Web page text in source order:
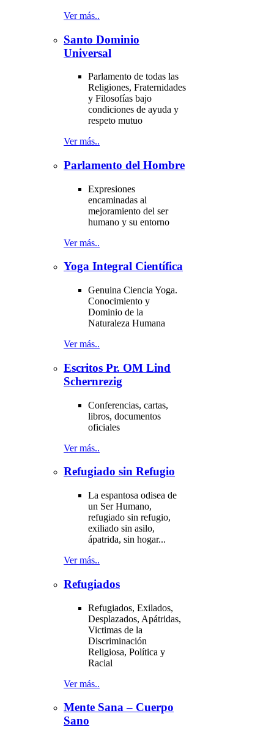
Ver más..
Santo Dominio
Universal
Parlamento de todas las
Religiones, Fraternidades
y Filosofías bajo
condiciones de ayuda y
respeto mutuo
Ver más..
Parlamento del Hombre
Expresiones
encaminadas al
mejoramiento del ser
humano y su entorno
Ver más..
Yoga Integral Científica
Genuina Ciencia Yoga.
Conocimiento y
Dominio de la
Naturaleza Humana
Ver más..
Escritos Pr. OM Lind
Schernrezig
Conferencias, cartas,
libros, documentos
oficiales
Ver más..
Refugiado sin Refugio
La espantosa odisea de
un Ser Humano,
refugiado sin refugio,
exiliado sin asilo,
ápatrida, sin hogar...
Ver más..
Refugiados
Refugiados, Exilados,
Desplazados, Apátridas,
Victimas de la
Discriminación
Religiosa, Política y
Racial
Ver más..
Mente Sana – Cuerpo
Sano